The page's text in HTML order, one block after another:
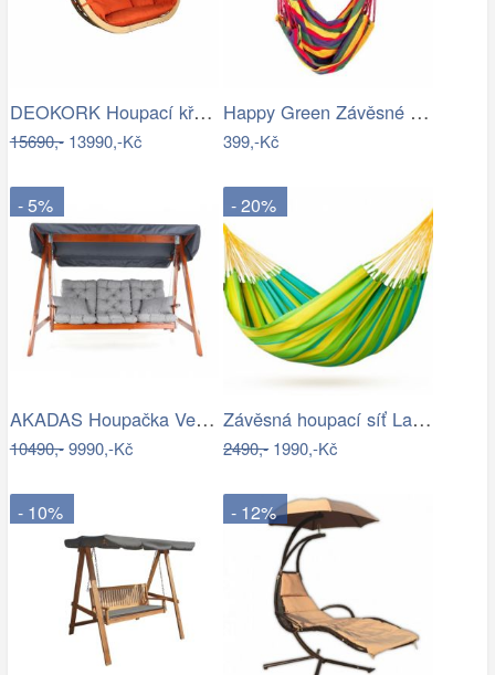
DEOKORK Houpací křeslo PETRA na…
15690,-13990,-Kč
Happy Green Závěsné houpací křeslo…
399,-Kč
- 5%
AKADAS Houpačka VeGA SOLTOU Mdum
10490,-9990,-Kč
- 20%
Závěsná houpací síť La Siesta SONRISA -…
2490,-1990,-Kč
- 10% - 12%